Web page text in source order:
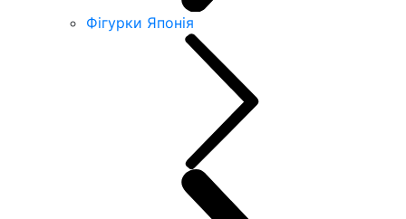
Фігурки Японія